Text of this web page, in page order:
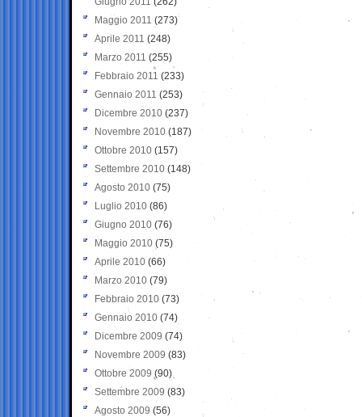
Maggio 2011 (273)
Aprile 2011 (248)
Marzo 2011 (255)
Febbraio 2011 (233)
Gennaio 2011 (253)
Dicembre 2010 (237)
Novembre 2010 (187)
Ottobre 2010 (157)
Settembre 2010 (148)
Agosto 2010 (75)
Luglio 2010 (86)
Giugno 2010 (76)
Maggio 2010 (75)
Aprile 2010 (66)
Marzo 2010 (79)
Febbraio 2010 (73)
Gennaio 2010 (74)
Dicembre 2009 (74)
Novembre 2009 (83)
Ottobre 2009 (90)
Settembre 2009 (83)
Agosto 2009 (56)